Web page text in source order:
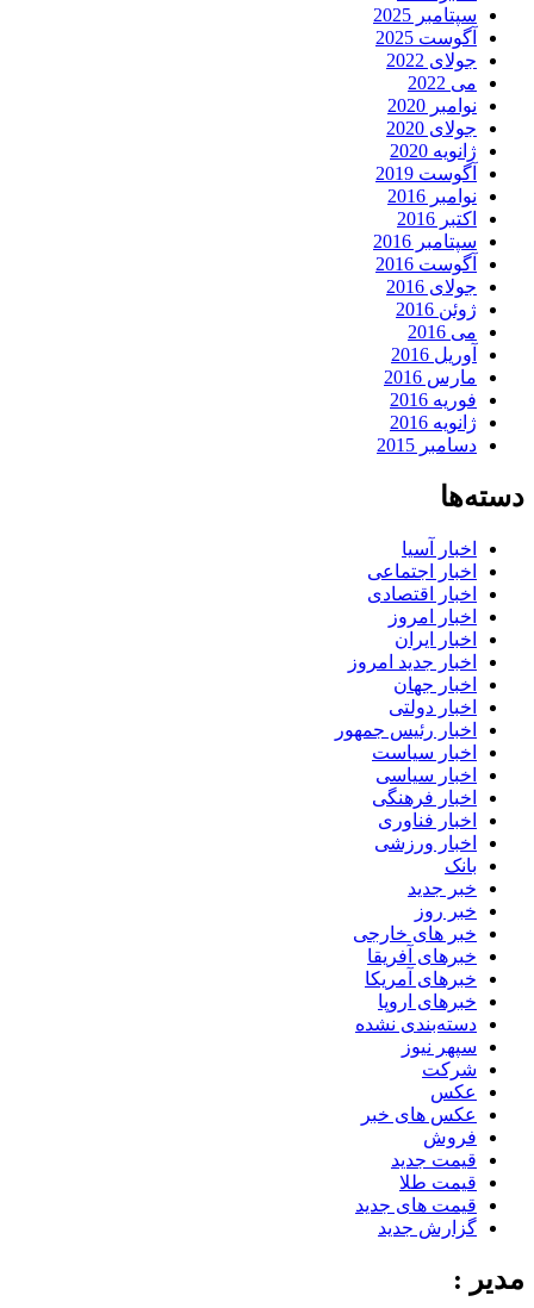
سپتامبر 2025
آگوست 2025
جولای 2022
می 2022
نوامبر 2020
جولای 2020
ژانویه 2020
آگوست 2019
نوامبر 2016
اکتبر 2016
سپتامبر 2016
آگوست 2016
جولای 2016
ژوئن 2016
می 2016
آوریل 2016
مارس 2016
فوریه 2016
ژانویه 2016
دسامبر 2015
دسته‌ها
اخبار آسیا
اخبار اجتماعی
اخبار اقتصادی
اخبار امروز
اخبار ایران
اخبار جدید امروز
اخبار جهان
اخبار دولتی
اخبار رئیس جمهور
اخبار سیاست
اخبار سیاسی
اخبار فرهنگی
اخبار فناوری
اخبار ورزشی
بانک
خبر جدید
خبر روز
خبر های خارجی
خبرهای آفریقا
خبرهای آمریکا
خبرهای اروپا
دسته‌بندی نشده
سپهر نیوز
شرکت
عکس
عکس های خبر
فروش
قیمت جدید
قیمت طلا
قیمت های جدید
گزارش جدید
مدیر :